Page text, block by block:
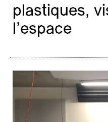
plastiques,
l’espace